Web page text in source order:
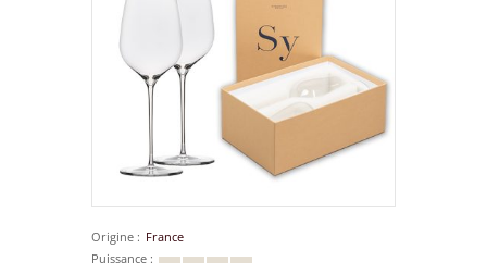
Origine
France
Puissance